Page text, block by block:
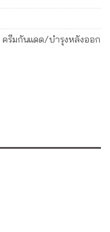
ครีมกันแดด/บำรุงหลังออก